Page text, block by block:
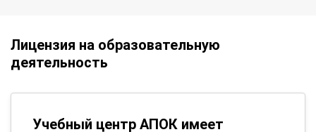
Лицензия на образовательную
деятельность
Учебный центр АПОК имеет